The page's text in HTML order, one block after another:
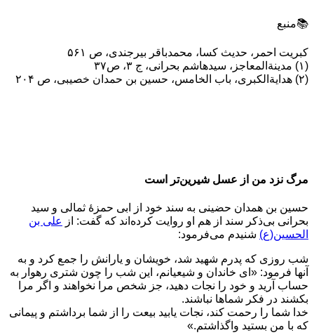
📚منبع
کبریت احمر، حدیث کسا، محمدباقر بیرجندی، ص ۵۶۱
(۱) مدینةالمعاجز، سیدهاشم بحرانی، ج ۳، ص۳۷
(۲) هدایةالکبری، باب الخامس، حسين بن حمدان خصیبی، ص ۲۰۴
مرگ نزد من از عسل شيرين‌تر است
حسين بن همدان حضينى به سند خود از ابى حمزۀ ثمالى و سيد
بحرانى بى‌ذكر سند از هم او روايت كرده‌اند كه گفت: از على بن
الحسين(ع) شنيدم مى‌فرمود:
شب روزى كه پدرم شهيد شد، خويشان و يارانش را جمع كرد و به
آنها فرمود: «اى خاندان و شيعيانم، اين شب را چون شترى رهوار به
حساب آريد و خود را نجات دهيد، جز شخص مرا نخواهند و اگر مرا
بكشند در فكر شماها نباشند.
خدا شما را رحمت كند، نجات يابيد بيعت را از شما برداشتم و پيمانى
كه با من بستيد واگذاشتم.»